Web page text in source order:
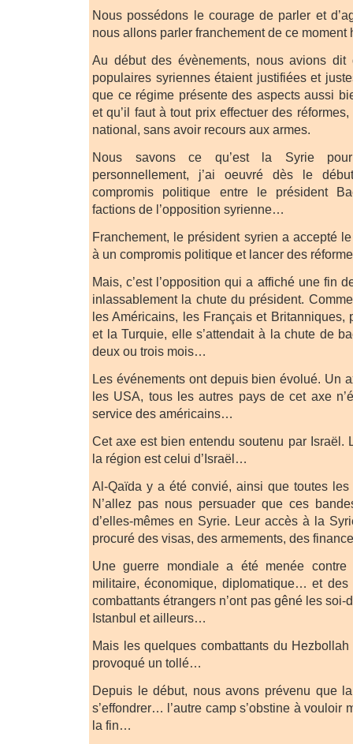
Nous possédons le courage de parler et
nous allons parler franchement de ce
Au début des évènements, nous avions dit
populaires syriennes étaient justifiées et
que ce régime présente des aspects aussi
et qu’il faut à tout prix effectuer des
national, sans avoir recours aux armes.
Nous savons ce qu’est la Syrie
personnellement, j’ai oeuvré dès le
compromis politique entre le président
factions de l’opposition syrienne…
Franchement, le président syrien a accepté
à un compromis politique et lancer des
Mais, c’est l’opposition qui a affiché une fin
inlassablement la chute du président.
les Américains, les Français et Britanniques,
et la Turquie, elle s’attendait à la chute de
deux ou trois mois…
Les événements ont depuis bien évolué. Un
les USA, tous les autres pays de cet axe
service des américains…
Cet axe est bien entendu soutenu par Israël.
la région est celui d’Israël…
Al-Qaïda y a été convié, ainsi que toutes les
N’allez pas nous persuader que ces
d’elles-mêmes en Syrie. Leur accès à la
procuré des visas, des armements, des
Une guerre mondiale a été menée
militaire, économique, diplomatique… et
combattants étrangers n’ont pas gêné les
Istanbul et ailleurs…
Mais les quelques combattants du
provoqué un tollé…
Depuis le début, nous avons prévenu que
s’effondrer… l’autre camp s’obstine à vouloir
la fin…